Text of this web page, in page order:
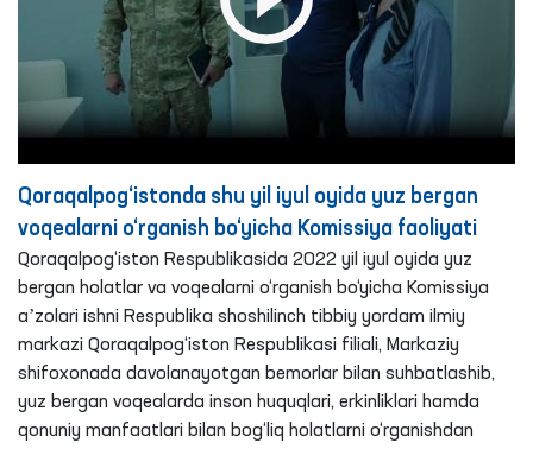
Qoraqalpog‘istonda shu yil iyul oyida yuz bergan
voqealarni o‘rganish bo‘yicha Komissiya faoliyati
Qoraqalpog‘iston Respublikasida 2022 yil iyul oyida yuz
bergan holatlar va voqealarni o‘rganish bo‘yicha Komissiya
aʼzolari ishni Respublika shoshilinch tibbiy yordam ilmiy
markazi Qoraqalpog‘iston Respublikasi filiali, Markaziy
shifoxonada davolanayotgan bemorlar bilan suhbatlashib,
yuz bergan voqealarda inson huquqlari, erkinliklari hamda
qonuniy manfaatlari bilan bog‘liq holatlarni o‘rganishdan